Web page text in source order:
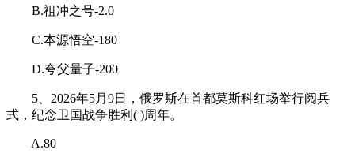
B.祖冲之号-2.0
C.本源悟空-180
D.夸父量子-200
5、2026年5月9日，俄罗斯在首都莫斯科红场举行阅兵
式，纪念卫国战争胜利( )周年。
A.80